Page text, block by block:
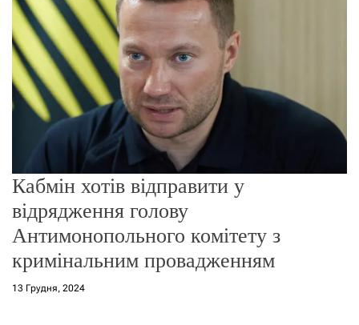
Кабмін хотів відправити у
відрядження голову
Антимонопольного комітету з
кримінальним провадженням
13 Грудня, 2024